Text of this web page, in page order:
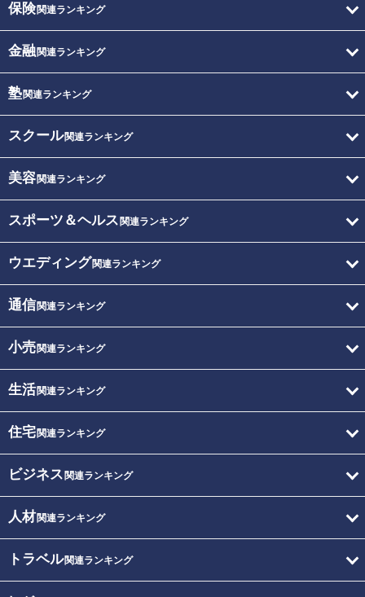
保険関連ランキング
金融関連ランキング
塾関連ランキング
スクール関連ランキング
美容関連ランキング
スポーツ＆ヘルス 関連ランキング
ウエディング関連ランキング
通信関連ランキング
小売関連ランキング
生活関連ランキング
住宅関連ランキング
ビジネス 関連ランキング
人材関連ランキング
トラベル関連ランキング